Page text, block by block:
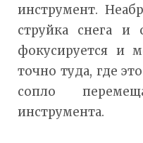
инструмент.
струйка снега и
фокусируется и
точно туда, где
сопло
инструмента.